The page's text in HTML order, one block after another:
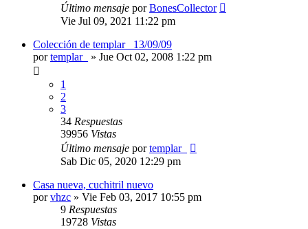
Último mensaje porBonesCollector
Vie Jul 09, 2021 11:22 pm
Colección de templar_ 13/09/09
portemplar_ » Jue Oct 02, 2008 1:22 pm
1
2
3
34 Respuestas
39956 Vistas
Último mensaje portemplar_
Sab Dic 05, 2020 12:29 pm
Casa nueva, cuchitril nuevo
porvhzc » Vie Feb 03, 2017 10:55 pm
9 Respuestas
19728 Vistas